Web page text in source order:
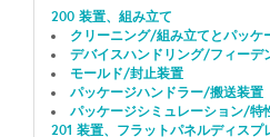
200 装置、組み立て
クリーニング/組み立てとパッケ
デバイスハンドリング/フィーデ
モールド/封止装置
パッケージハンドラー/搬送装置
パッケージシミュレーション/特
201 装置、フラットパネルディスプ